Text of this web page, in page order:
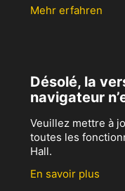
Mehr erfahren
Désolé, la
navigateur
Veuillez mettre à
toutes les
Hall.
En savoir plus